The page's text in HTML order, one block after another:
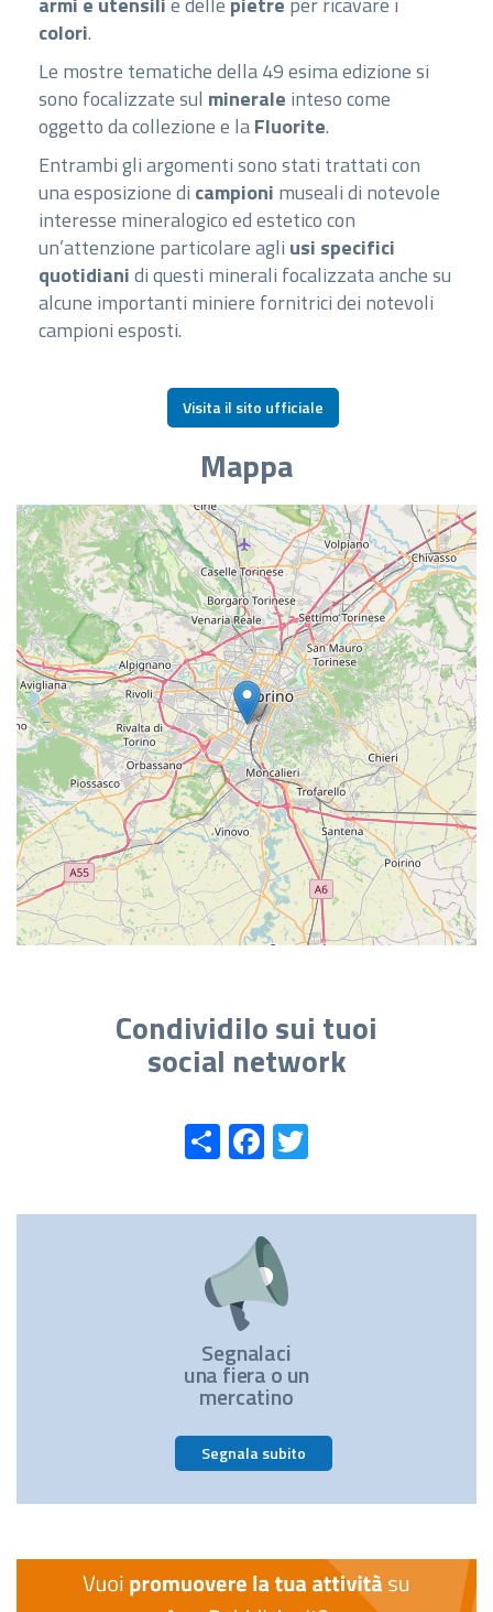
colori.
Le mostre tematiche della 49 esima edizione si
sono focalizzate sul minerale inteso come
oggetto da collezione e laFluorite.
Entrambi gli argomenti sono stati trattati con
una esposizione di campioni museali di notevole
interesse mineralogico ed estetico con
un’attenzione particolare agli usi specifici
quotidianidi questi minerali focalizzata anche su
alcune importanti miniere fornitrici dei notevoli
campioni esposti.
Visita il sito ufficiale
Mappa
Condividilo sui tuoi
social network
ShareFacebook
Segnalaci
una fiera o un
mercatino
Segnala subito